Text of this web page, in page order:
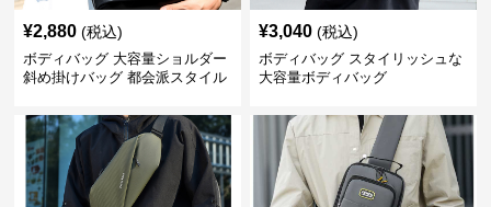
¥2,880 (税込)
ボディバッグ 大容量ショルダー
斜め掛けバッグ 都会派スタイル
¥3,040 (税込)
ボディバッグ スタイリッシュな
大容量ボディバッグ